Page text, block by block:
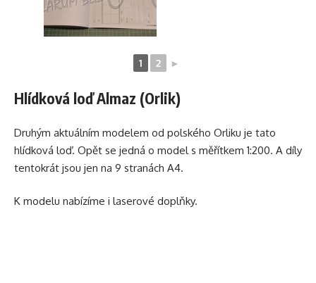
1 2 ►
Hlídková loď Almaz (Orlik)
Druhým aktuálním modelem od polského Orliku je tato
hlídková loď. Opět se jedná o model s měřítkem 1:200. A díly
tentokrát jsou jen na 9 stranách A4.
K modelu nabízíme i laserové doplňky.